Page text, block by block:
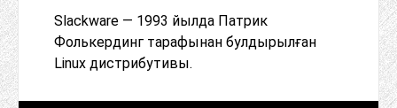
Slackware — 1993 йылда Патрик
Фолькердинг тарафынан булдырылған
Linux дистрибутивы.